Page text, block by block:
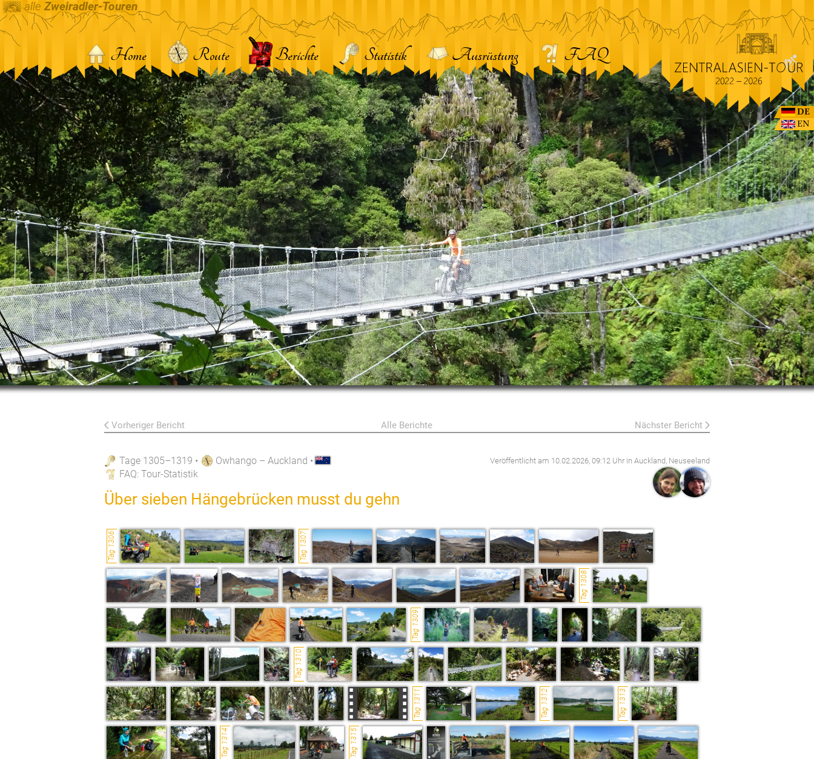
alle Zweiradler-Touren
DE
EN
Home Route Berichte Statistik Ausrüstung FAQ
Vorheriger Bericht Alle Berichte Nächster Bericht
Tage 1305–1319 • Owhango – Auckland •
FAQ: Tour-Statistik
Über sieben Hängebrücken musst du gehn
Veröffentlicht am 10.02.2026, 09:12 Uhr in Auckland, Neuseeland
Tag 1306
Tag 1307
Tag 1308
Tag 1309
Tag 1310
Tag 1311
Tag 1312
Tag 1313
Tag 1314
Tag 1315